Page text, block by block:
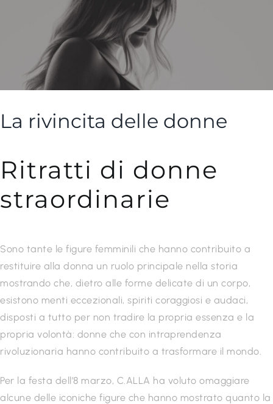
La rivincita delle donne
Ritratti di donne
straordinarie
Sono tante le figure femminili che hanno contribuito a
restituire alla donna un ruolo principale nella storia
mostrando che, dietro alle forme delicate di un corpo,
esistono menti eccezionali, spiriti coraggiosi e audaci,
disposti a tutto per non tradire la propria essenza e la
propria volontà: donne che con intraprendenza
rivoluzionaria hanno contribuito a trasformare il mondo.
Per la festa dell’8 marzo, C.ALLA ha voluto omaggiare
alcune delle iconiche figure che hanno mostrato quanto la